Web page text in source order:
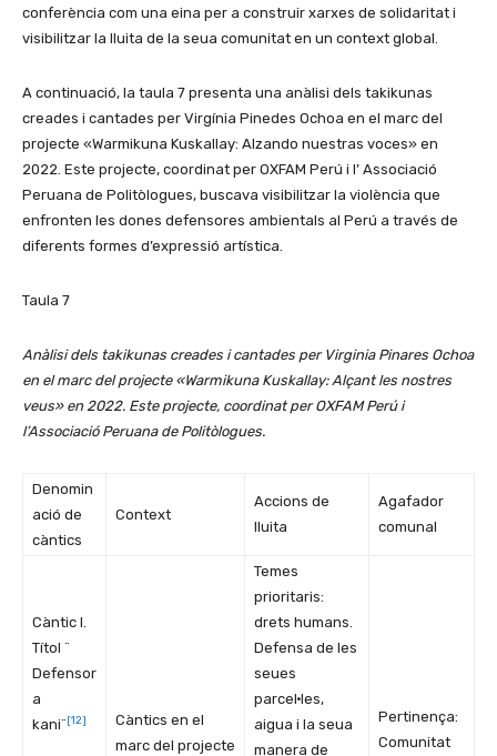
conferència com una eina per a construir xarxes de solidaritat i
visibilitzar la lluita de la seua comunitat en un context global.
A continuació, la taula 7 presenta una anàlisi dels takikunas
creades i cantades per Virgínia Pinedes Ochoa en el marc del
projecte «Warmikuna Kuskallay: Alzando nuestras voces» en
2022. Este projecte, coordinat per OXFAM Perú i l’ Associació
Peruana de Politòlogues, buscava visibilitzar la violència que
enfronten les dones defensores ambientals al Perú a través de
diferents formes d’expressió artística.
Taula 7
Anàlisi dels takikunas creades i cantades per Virginia Pinares Ochoa
en el marc del projecte «Warmikuna Kuskallay: Alçant les nostres
veus» en 2022. Este projecte, coordinat per OXFAM Perú i
l’Associació Peruana de Politòlogues.
Denomin
ació de
càntics
Context
Accions de
lluita
Agafador
comunal
Càntic I.
Títol ¨
Defensor
a
kani¨[12]
Càntics en el
marc del projecte
Temes
prioritaris:
drets humans.
Defensa de les
seues
parcel·les,
aigua i la seua
manera de
Pertinença:
Comunitat